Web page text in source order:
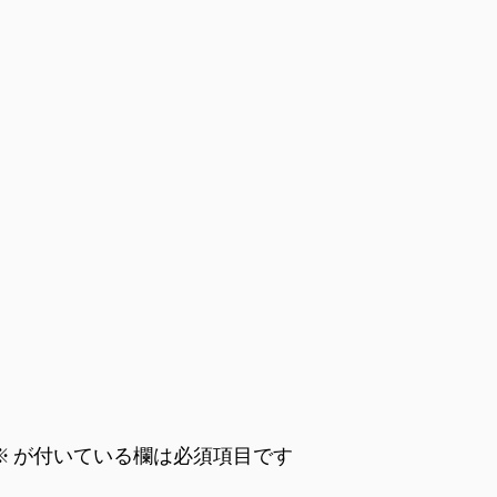
が付いている欄は必須項目です